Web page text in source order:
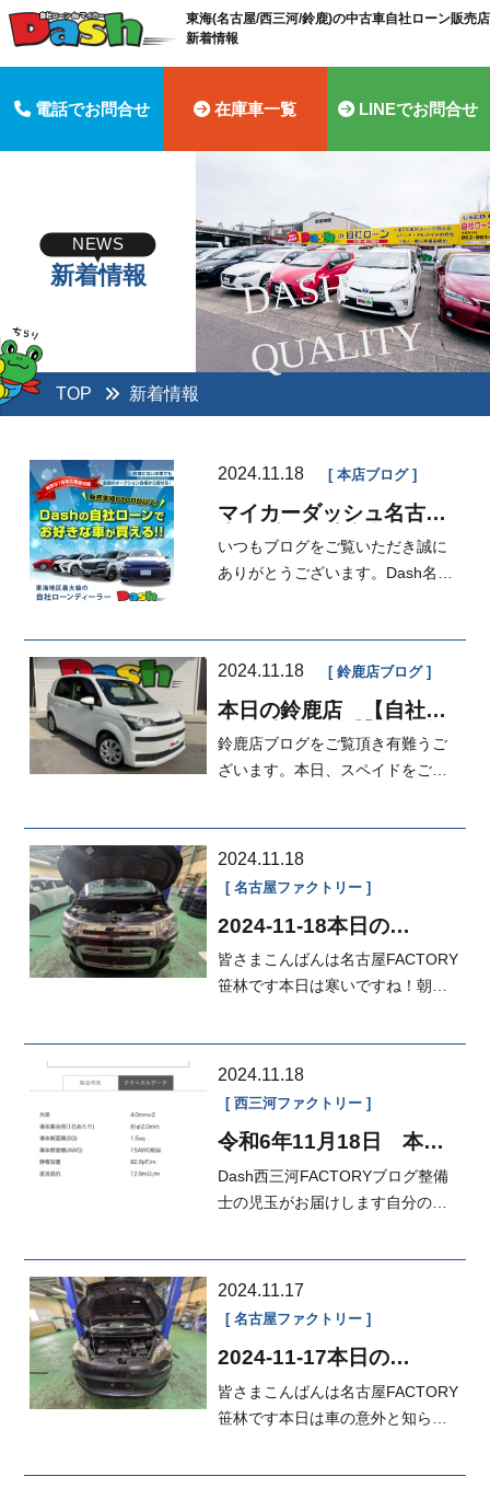
東海(名古屋/西三河/鈴鹿)の中古車自社ローン販売
新着情報
電話でお問合せ 在庫車一覧 LINEでお問合せ
D
A
S
H
Q
U
A
LI
T
Y
NEWS
新着情報
TOP 新着情報
2024.11.18 本店ブログ
マイカーダッシュ名古屋
本店ブログ[定額払い]
いつもブログをご覧いただき誠に
ありがとうございます。Dash名古
2024.11.18 鈴鹿店ブログ
本日の鈴鹿店 【自社ロ
ーン愛知・三重】分割払
い☆スペイドご商談・在
庫情報☆
鈴鹿店ブログをご覧頂き有難うご
ざいます。本日、スペイドをご商
2024.11.18
名古屋ファクトリー
2024-11-18本日の
FACTORY
皆さまこんばんは名古屋FACTORY
笹林です本日は寒いですね！朝は
2024.11.18
西三河ファクトリー
令和6年11月18日 本日
Dash西三河FACTORYブログ整備
士の児玉がお届けします自分の車
2024.11.17
名古屋ファクトリー
2024-11-17本日の
皆さまこんばんは名古屋FACTORY
笹林です本日は車の意外と知らな